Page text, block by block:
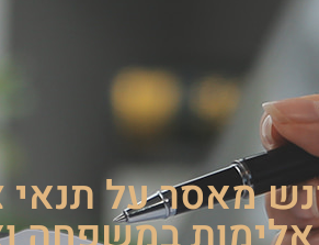
מאסר על תנאי